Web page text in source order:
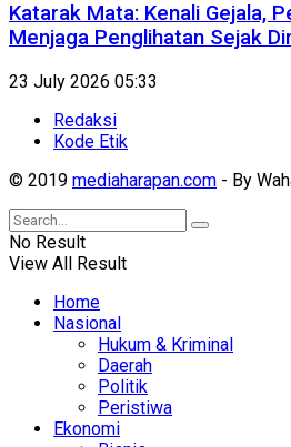
Katarak Mata: Kenali Gejala,
Menjaga Penglihatan Sejak
23 July 2026 05:33
Redaksi
Kode Etik
© 2019 mediaharapan.com - By
No Result
View All Result
Home
Nasional
Hukum & Kriminal
Daerah
Politik
Peristiwa
Ekonomi